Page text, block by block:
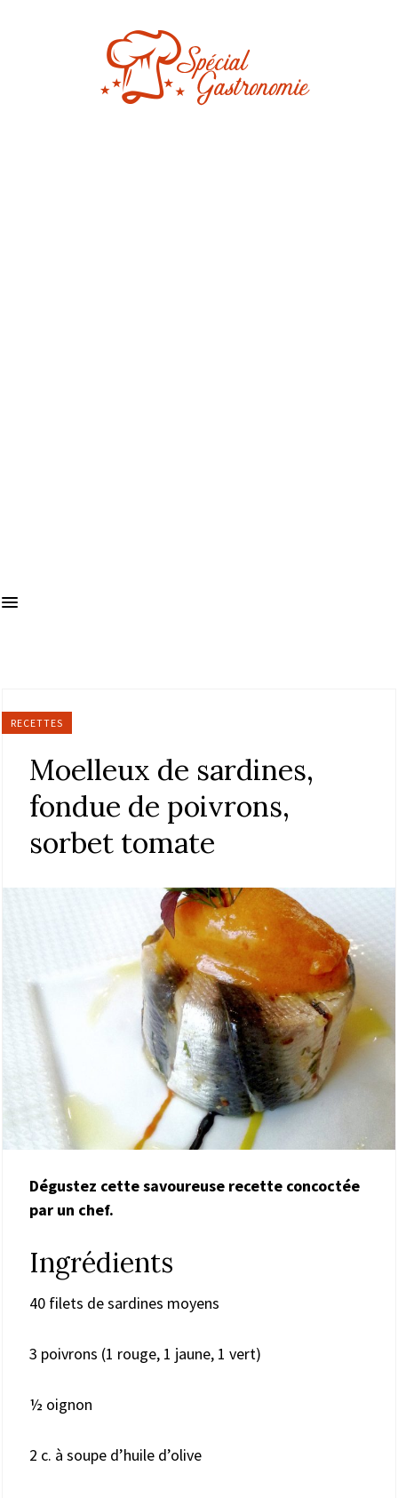
RECETTES
Moelleux de sardines,
fondue de poivrons,
sorbet tomate
Dégustez cette savoureuse recette concoctée
par un chef.
Ingrédients
40 filets de sardines moyens
3 poivrons (1 rouge, 1 jaune, 1 vert)
½ oignon
2 c. à soupe d’huile d’olive